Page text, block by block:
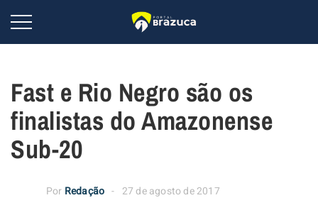
Fast e Rio Negro são os
finalistas do Amazonense
Sub-20
Por Redação 27 de agosto de 2017